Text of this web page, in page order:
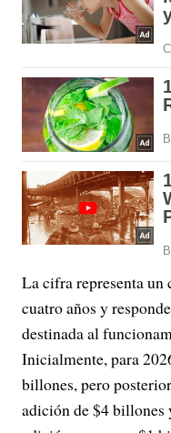
La cifra representa
cuatro años y
destinada al
Inicialmente, para
billones, pero
adición de $4 billones